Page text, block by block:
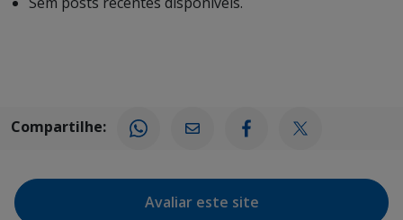
Compartilhe:
Avaliar este site